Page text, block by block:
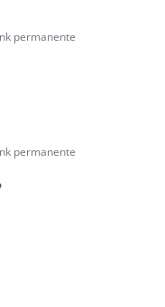
permanente
permanente